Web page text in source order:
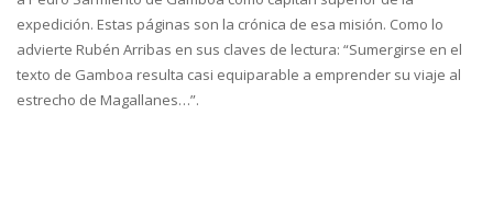
expedición. Estas páginas son la crónica de esa misión. Como lo
advierte Rubén Arribas en sus claves de lectura: “Sumergirse en el
texto de Gamboa resulta casi equiparable a emprender su viaje al
estrecho de Magallanes…”.